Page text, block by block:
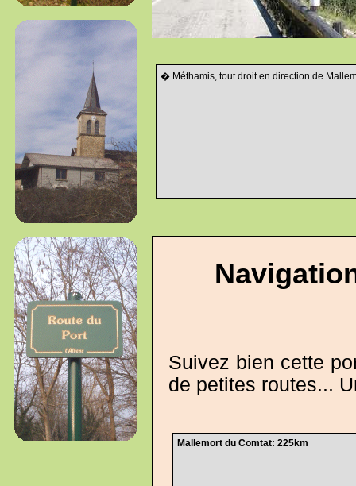
� Méthamis, tout droit en direction de
Suivez bien cette
de petites routes...
Mallemort du Comtat: 225km